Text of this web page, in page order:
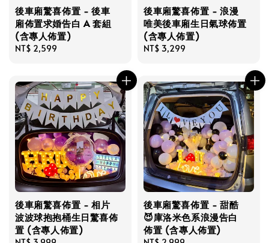
後車廂驚喜佈置 - 後車
廂佈置求婚告白 A 套組
(含專人佈置)
Regular
NT$ 2,599
後車廂驚喜佈置 - 浪漫
唯美後車廂生日氣球佈置
(含專人佈置)
Regular
NT$ 3,299
後車廂驚喜佈置 - 相片
波波球抱抱桶生日驚喜佈
置 (含專人佈置)
後車廂驚喜佈置 - 甜酷
😈庫洛米色系浪漫告白
佈置 (含專人佈置)